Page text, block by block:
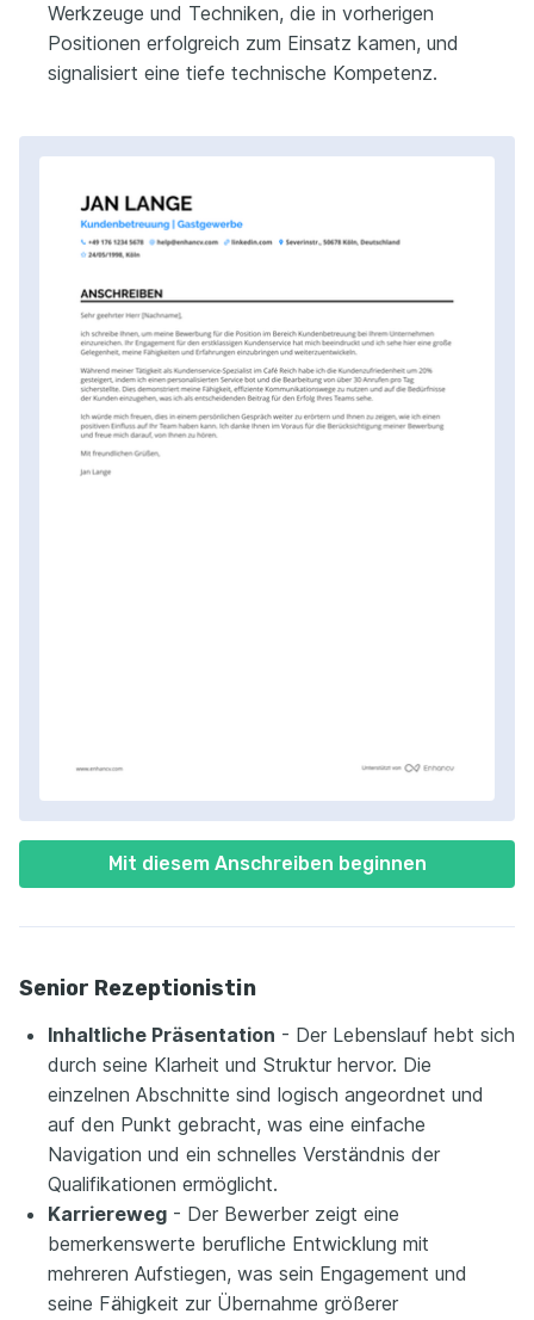
Mit diesem Anschreiben beginnen
Werkzeuge und Techniken, die in vorherigen
Positionen erfolgreich zum Einsatz kamen, und
signalisiert eine tiefe technische Kompetenz.
Senior Rezeptionistin
Inhaltliche Präsentation - Der Lebenslauf hebt sich
durch seine Klarheit und Struktur hervor. Die
einzelnen Abschnitte sind logisch angeordnet und
auf den Punkt gebracht, was eine einfache
Navigation und ein schnelles Verständnis der
Qualifikationen ermöglicht.
Karriereweg - Der Bewerber zeigt eine
bemerkenswerte berufliche Entwicklung mit
mehreren Aufstiegen, was sein Engagement und
seine Fähigkeit zur Übernahme größerer